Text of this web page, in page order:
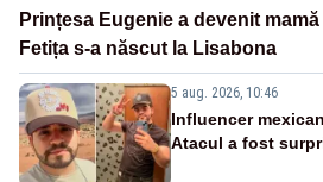
Prințesa Eugenie a devenit
Fetița s-a născut la Lisabona
5 aug. 2026, 10:46
Influencer
Atacul a fost